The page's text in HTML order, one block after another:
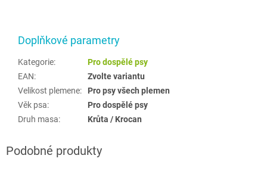
Doplňkové parametry
Kategorie:
Pro dospělé psy
EAN:
Zvolte variantu
Velikost plemene:
Pro psy všech plemen
Věk psa:
Pro dospělé psy
Druh masa: Krůta / Krocan